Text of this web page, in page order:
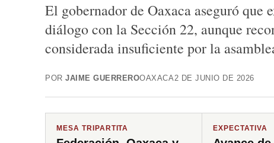
El gobernador de Oaxaca aseguró
diálogo con la Sección 22, aunque
considerada insuficiente por la
PORJAIME GUERREROOAXACA2 DE JUNIO DE 2026
MESA TRIPARTITA EXPECTATIVA